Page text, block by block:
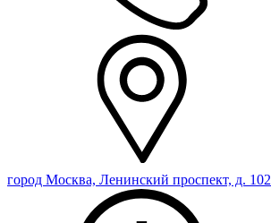
город Москва, Ленинский проспект, д. 102